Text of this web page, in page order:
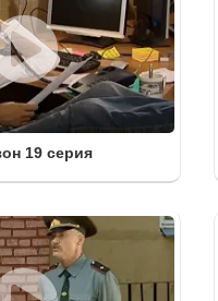
19 серия